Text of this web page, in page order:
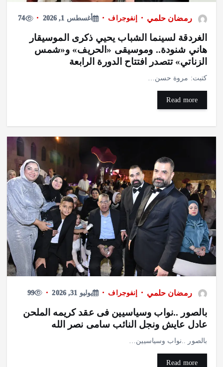
رمضان حلمي إنفوجراف أغسطس 1, 2026 74
الغردقة لسينما الشباب يحيي ذكرى الموسيقار
هاني شنودة.. وموسيقى «الحريف» و«شمس
الزناتي» تتصدر افتتاح الدورة الرابعة
كتبت: مروة حسن…
Read more
رمضان حلمي إنفوجراف يوليو 31, 2026 99
بالصور ..نواب وسياسيين فى عقد كريمه الملحن
عادل عايش ونجل النائب سامى نصر الله
بالصور ..نواب وسياسيين…
Read more